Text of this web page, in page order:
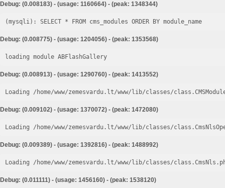
Debug: (0.008183) - (usage: 1160664) - (peak: 1348344)
Debug: (0.008775) - (usage: 1204056) - (peak: 1353568)
loading module ABFlashGallery
Debug: (0.008913) - (usage: 1290760) - (peak: 1413552)
Loading /home/www/zemesvardu.lt/www/lib/classes/
Debug: (0.009102) - (usage: 1370072) - (peak: 1472080)
Loading /home/www/zemesvardu.lt/www/lib/classes/
Debug: (0.009389) - (usage: 1392816) - (peak: 1488992)
Loading /home/www/zemesvardu.lt/www/lib/classes/
Debug: (0.011111) - (usage: 1456160) - (peak: 1538120)